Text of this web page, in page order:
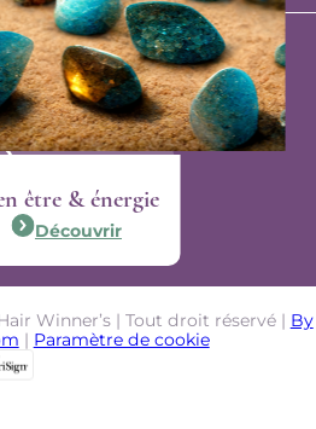
être & énergie
Découvrir
Contact
Notre email
suivre :
Winner’s | Tout droit réservé | By
| Paramètre de cookie